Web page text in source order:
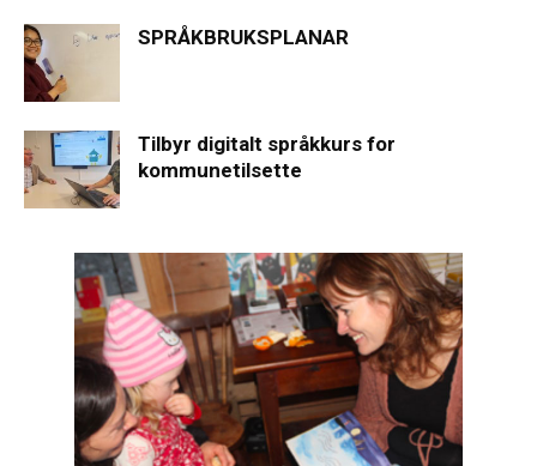
SPRÅKBRUKSPLANAR
Tilbyr digitalt språkkurs for
kommunetilsette